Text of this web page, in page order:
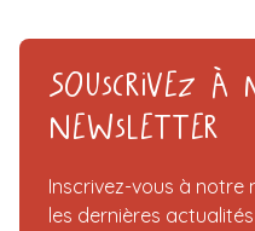
Souscrivez à
Newsletter
Inscrivez-vous à notre
les dernières